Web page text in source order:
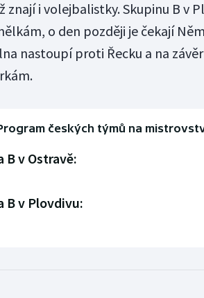
znají i volejbalistky. Skupinu B v
o den později je čekají
nastoupí proti Řecku a na
českých týmů na
B v Ostravě:
B v Plovdivu: